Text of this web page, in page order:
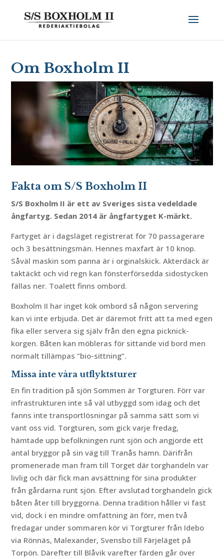
Om Boxholm II
Fakta om S/S Boxholm II
S/S Boxholm II är ett av Sveriges sista vedeldade
ångfartyg. Sedan 2014 är ångfartyget K-märkt.
Fartyget är i dagsläget registrerat för 70 passagerare
och 3 besättningsmän. Hennes maxfart är 10 knop.
Såväl maskin som panna är i orginalskick. Akterdäck är
taktäckt och vid regn kan fönsterförsedda sidostycken
fällas ner. Toalett finns ombord.
Boxholm II har inget kök ombord så någon servering
kan vi inte erbjuda. Det är däremot fritt att ta med egen
fika eller servera sig själv från den egna picknick-
korgen. Båten kan möbleras för sittande vid bord men
normalt tillämpas ”bio-sittning”.
Missa inte våra utflyktsturer
En fin tradition på sjön Sommen är Torgturen. Förr var
infrastrukturen inte så väl utbyggd som idag och det
fanns inte transportlösningar på samma sätt som vi
vant oss vid. Torgturen, som gick varje fredag,
hämtade upp befolkningen runt sjön och angjorde ett
antal bryggor på sin väg till Tranås hamn. Därifrån
promenerade man fram till Torget där torghandeln var
livlig och där fick man avsättning för sina produkter
från gårdarna runt sjön. Efter avslutad torghandeln gick
båten åter till bryggorna. Denna tradition håller vi fast
vid, dock i en mindre omfattning än förr, men två
fredagar under sommaren kör vi Torgturer från Idebo
via Rönnäs, Malexander, Svensbo till Färjeläget på
Torpön. Därefter till Blåvik varefter färden går över